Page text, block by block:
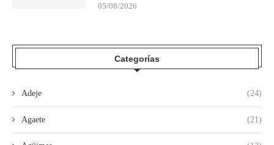
05/08/2026
Categorías
Adeje (24)
Agaete (21)